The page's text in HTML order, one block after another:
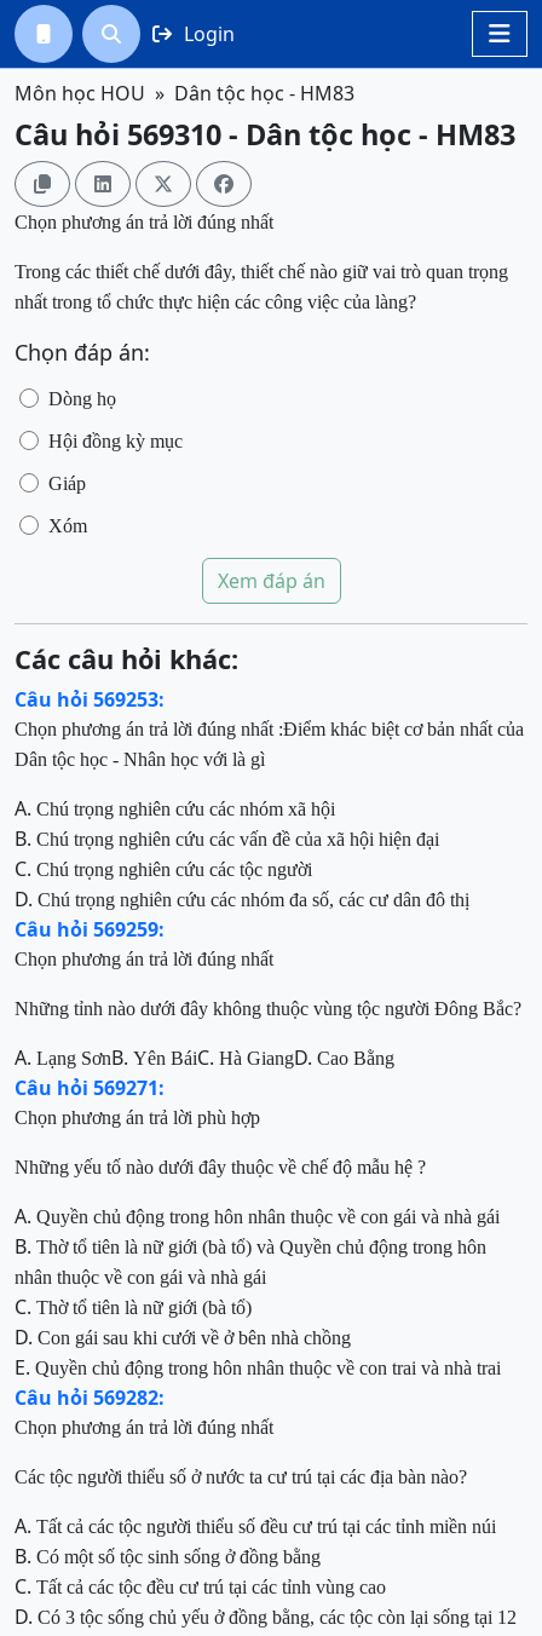

  Login
Môn học HOU Dân tộc học - HM83
Câu hỏi 569310 - Dân tộc học - HM83
   
Chọn phương án trả lời đúng nhất
Trong các thiết chế dưới đây, thiết chế nào giữ vai trò quan trọng
nhất trong tổ chức thực hiện các công việc của làng?
Chọn đáp án:
Dòng họ
Hội đồng kỳ mục
Giáp
Xóm
Xem đáp án
Các câu hỏi khác:
Câu hỏi 569253:
Chọn phương án trả lời đúng nhất :Điểm khác biệt cơ bản nhất của
Dân tộc học - Nhân học với là gì
A. Chú trọng nghiên cứu các nhóm xã hội
B. Chú trọng nghiên cứu các vấn đề của xã hội hiện đại
C. Chú trọng nghiên cứu các tộc người
D. Chú trọng nghiên cứu các nhóm đa số, các cư dân đô thị
Câu hỏi 569259:
Chọn phương án trả lời đúng nhất
Những tỉnh nào dưới đây không thuộc vùng tộc người Đông Bắc?
A. Lạng SơnB. Yên BáiC. Hà GiangD. Cao Bằng
Câu hỏi 569271:
Chọn phương án trả lời phù hợp
Những yếu tố nào dưới đây thuộc về chế độ mẫu hệ ?
A. Quyền chủ động trong hôn nhân thuộc về con gái và nhà gái
B. Thờ tổ tiên là nữ giới (bà tổ) và Quyền chủ động trong hôn
nhân thuộc về con gái và nhà gái
C. Thờ tổ tiên là nữ giới (bà tổ)
D. Con gái sau khi cưới về ở bên nhà chồng
E. Quyền chủ động trong hôn nhân thuộc về con trai và nhà trai
Câu hỏi 569282:
Chọn phương án trả lời đúng nhất
Các tộc người thiểu số ở nước ta cư trú tại các địa bàn nào?
A. Tất cả các tộc người thiểu số đều cư trú tại các tỉnh miền núi
B. Có một số tộc sinh sống ở đồng bằng
C. Tất cả các tộc đều cư trú tại các tỉnh vùng cao
D. Có 3 tộc sống chủ yếu ở đồng bằng, các tộc còn lại sống tại 12